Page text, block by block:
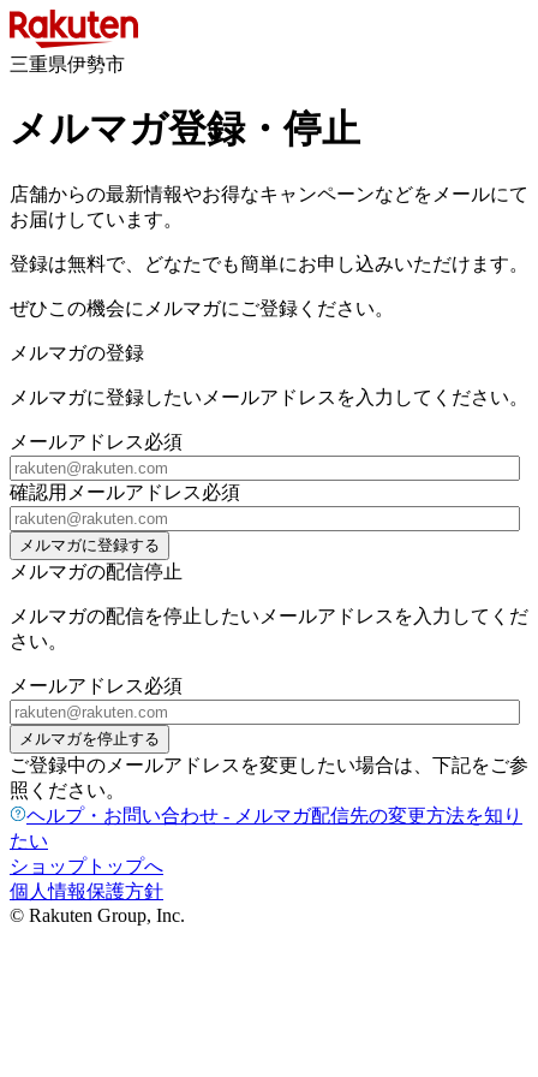
三重県伊勢市
メルマガ登録・停止
店舗からの最新情報やお得なキャンペーンなどをメールにて
お届けしています。
登録は無料で、どなたでも簡単にお申し込みいただけます。
ぜひこの機会にメルマガにご登録ください。
メルマガの登録
メルマガに登録したいメールアドレスを入力してください。
メールアドレス必須
確認用メールアドレス必須
メルマガに登録する
メルマガの配信停止
メルマガの配信を停止したいメールアドレスを入力してくだ
さい。
メールアドレス必須
メルマガを停止する
ご登録中のメールアドレスを変更したい場合は、下記をご参
照ください。
ヘルプ・お問い合わせ - メルマガ配信先の変更方法を知り
たい
ショップトップへ
個人情報保護方針
© Rakuten Group, Inc.